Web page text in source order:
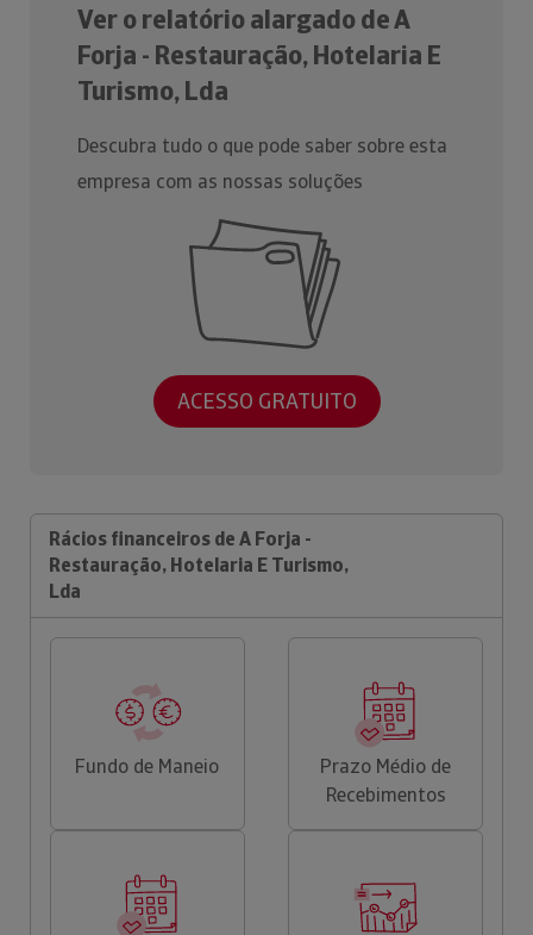
Ver o relatório alargado de A
Forja - Restauração, Hotelaria E
Turismo, Lda
Descubra tudo o que pode saber sobre esta
empresa com as nossas soluções
ACESSO GRATUITO
Rácios financeiros de A Forja -
Restauração, Hotelaria E Turismo,
Lda
Fundo de Maneio
Prazo Médio de
Recebimentos